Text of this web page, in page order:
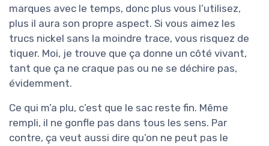
marques avec le temps, donc plus vous l’utilisez,
plus il aura son propre aspect. Si vous aimez les
trucs nickel sans la moindre trace, vous risquez de
tiquer. Moi, je trouve que ça donne un côté vivant,
tant que ça ne craque pas ou ne se déchire pas,
évidemment.
Ce qui m’a plu, c’est que le sac reste fin. Même
rempli, il ne gonfle pas dans tous les sens. Par
contre, ça veut aussi dire qu’on ne peut pas le